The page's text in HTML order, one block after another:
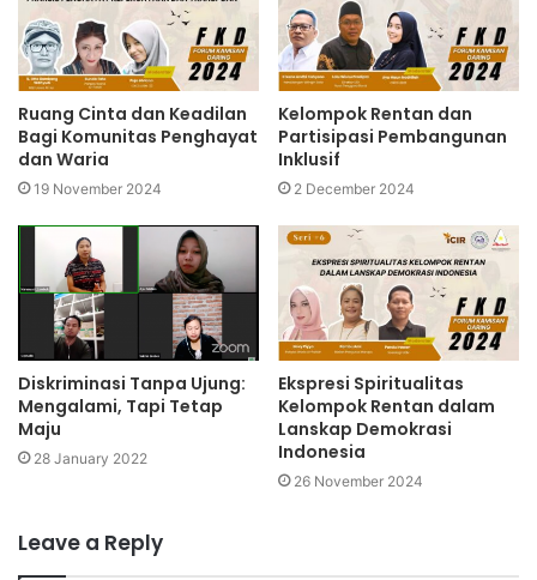
Ruang Cinta dan Keadilan
Bagi Komunitas Penghayat
dan Waria
19 November 2024
Kelompok Rentan dan
Partisipasi Pembangunan
Inklusif
2 December 2024
Diskriminasi Tanpa Ujung:
Mengalami, Tapi Tetap
Maju
28 January 2022
Ekspresi Spiritualitas
Kelompok Rentan dalam
Lanskap Demokrasi
Indonesia
26 November 2024
Leave a Reply